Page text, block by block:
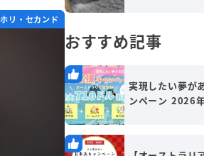
リ・セカンド
おすすめ記事
実現したい夢が
ンペーン 2026